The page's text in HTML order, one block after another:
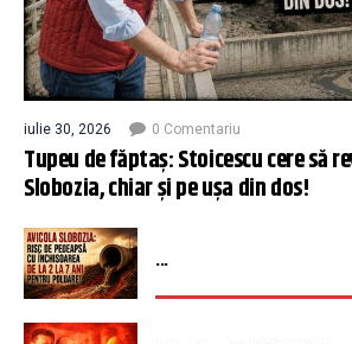
iulie 30, 2026 0 Comentariu
Tupeu de făptaș: Stoicescu cere să
Slobozia, chiar și pe ușa din dos!
...